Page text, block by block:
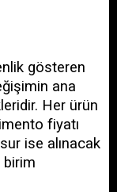
gösteren
ana
Her ürün
fiyatı
ise alınacak
birim